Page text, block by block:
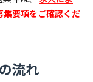
要項をご確認くだ
流れ